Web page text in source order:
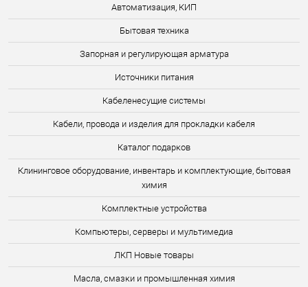
Автоматизация, КИП
Бытовая техника
Запорная и регулирующая арматура
Источники питания
Кабеленесущие системы
Кабели, провода и изделия для прокладки кабеля
Каталог подарков
Клининговое оборудование, инвентарь и комплектующие, бытовая
химия
Комплектные устройства
Компьютеры, серверы и мультимедиа
ЛКП Новые товары
Масла, смазки и промышленная химия